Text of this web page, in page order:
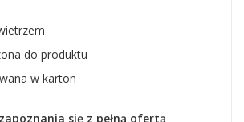
do produktu
w karton
się z pełną ofertą